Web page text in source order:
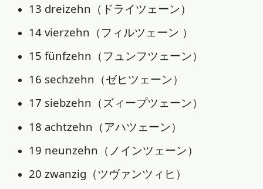
13 dreizehn（ドライツェーン）
14 vierzehn（フィルツェーン ）
15 fünfzehn（フュンフツェーン）
16 sechzehn（ゼヒツェーン）
17 siebzehn（ズィープツェーン）
18 achtzehn（アハツェーン）
19 neunzehn（ノインツェーン）
20 zwanzig（ツヴァンツィヒ）